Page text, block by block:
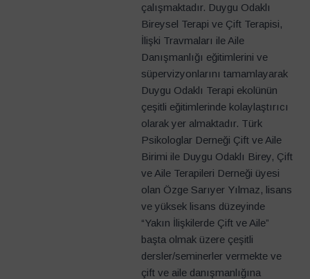
çalışmaktadır. Duygu Odaklı
Bireysel Terapi ve Çift Terapisi,
İlişki Travmaları ile Aile
Danışmanlığı eğitimlerini ve
süpervizyonlarını tamamlayarak
Duygu Odaklı Terapi ekolünün
çeşitli eğitimlerinde kolaylaştırıcı
olarak yer almaktadır. Türk
Psikologlar Derneği Çift ve Aile
Birimi ile Duygu Odaklı Birey, Çift
ve Aile Terapileri Derneği üyesi
olan Özge Sarıyer Yılmaz, lisans
ve yüksek lisans düzeyinde
“Yakın İlişkilerde Çift ve Aile”
başta olmak üzere çeşitli
dersler/seminerler vermekte ve
çift ve aile danışmanlığına